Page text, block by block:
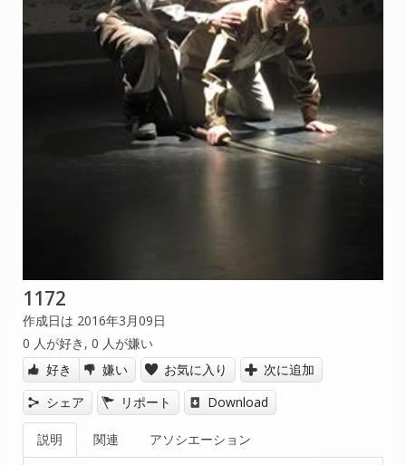
1172
作成日は 2016年3月09日
0 人が好き, 0 人が嫌い
好き
嫌い お気に入り
次に追加
シェア
リポート Download
説明 関連 アソシエーション